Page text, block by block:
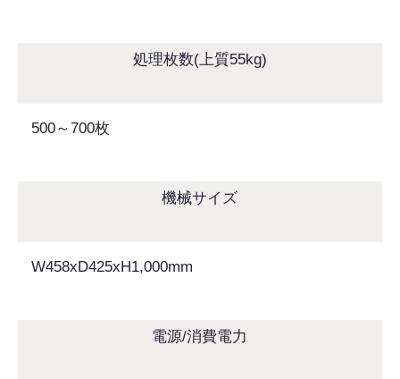
処理枚数(上質55kg)
500～700枚
機械サイズ
W458xD425xH1,000mm
電源/消費電力